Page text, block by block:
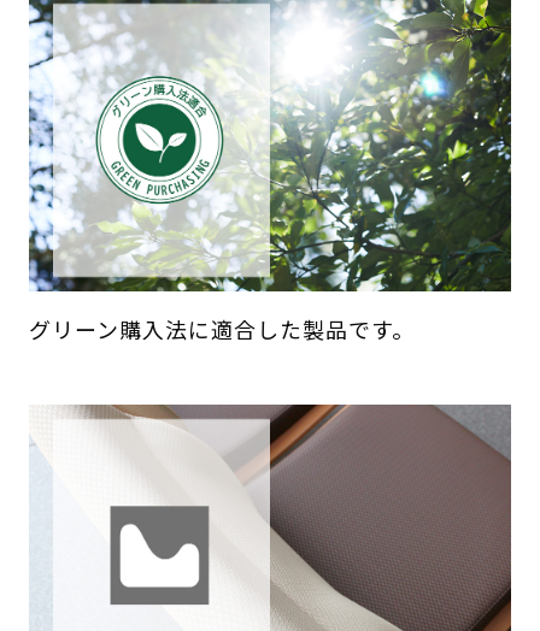
グリーン購入法に適合した製品です。